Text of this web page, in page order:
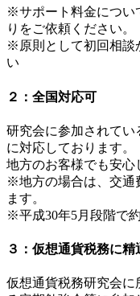
※サポート料金につい
りをご依頼ください。
※原則として初回相談
い
２：全国対応可
研究会に参加されてい
に対応しております。
地方のお客様でも安心
※地方の場合は、交通
ます。
※平成30年5月段階で
３：仮想通貨税務に精
仮想通貨税務研究会